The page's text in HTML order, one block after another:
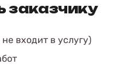
заказчику
входит в услугу)